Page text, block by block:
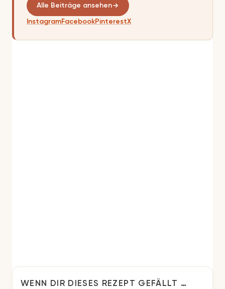
Alle Beiträge ansehen
InstagramFacebookPinterestX
WENN DIR DIESES REZEPT GEFÄLLT …